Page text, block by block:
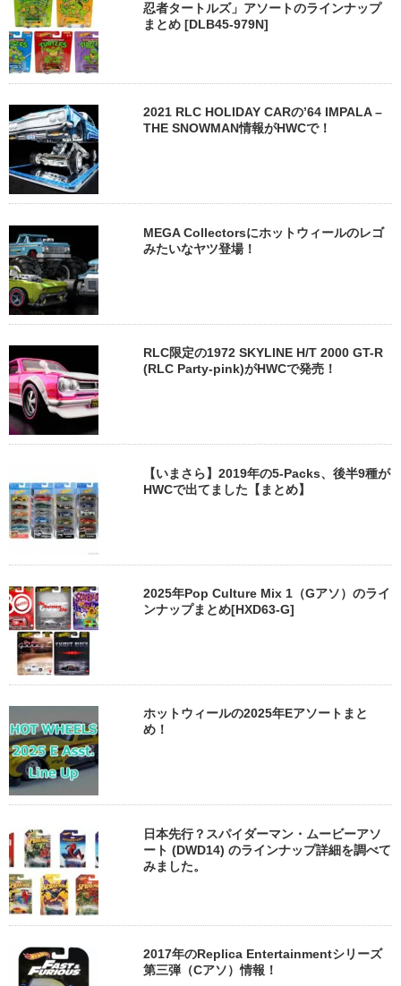
忍者タートルズ」アソートのラインナップ
まとめ [DLB45-979N]
2021 RLC HOLIDAY CARの’64 IMPALA –
THE SNOWMAN情報がHWCで！
MEGA Collectorsにホットウィールのレゴ
みたいなヤツ登場！
RLC限定の1972 SKYLINE H/T 2000 GT-R
(RLC Party-pink)がHWCで発売！
【いまさら】2019年の5-Packs、後半9種が
HWCで出てました【まとめ】
2025年Pop Culture Mix 1（Gアソ）のライ
ンナップまとめ[HXD63-G]
ホットウィールの2025年Eアソートまと
め！
日本先行？スパイダーマン・ムービーアソ
ート (DWD14) のラインナップ詳細を調べて
みました。
2017年のReplica Entertainmentシリーズ
第三弾（Cアソ）情報！